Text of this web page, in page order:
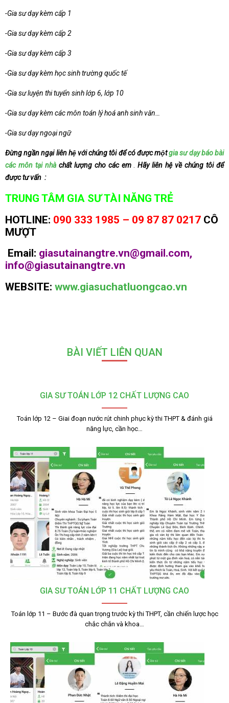
-Gia sư dạy kèm cấp 1
-Gia sư dạy kèm cấp 2
-Gia sư dạy kèm cấp 3
-Gia sư dạy kèm học sinh trường quốc tế
-Gia sư luyện thi tuyển sinh lớp 6, lớp 10
-Gia sư dạy kèm các môn toán lý hoá anh sinh văn…
-Gia sư dạy ngoại ngữ
Đừng ngần ngại liên hệ với chúng tôi để có được mộtgia sư dạy báo bài
các môn tại nhàchất lượng cho các em.Hãy liên hệ về chúng tôi để
được tư vấn :
TRUNG TÂM GIA SƯ TÀI NĂNG TRẺ
HOTLINE: 090 333 1985 – 09 87 87 0217 CÔ
MƯỢT
Email: giasutainangtre.vn@gmail.com,
info@giasutainangtre.vn
WEBSITE: www.giasuchatluongcao.vn
BÀI VIẾT LIÊN QUAN
GIA SƯ TOÁN LỚP 12 CHẤT LƯỢNG CAO
Toán lớp 12 – Giai đoạn nước rút chinh phục kỳ thi THPT & đánh giá
năng lực, cần học…
GIA SƯ TOÁN LỚP 11 CHẤT LƯỢNG CAO
Toán lớp 11 – Bước đà quan trọng trước kỳ thi THPT, cần chiến lược học
chắc chắn và khoa…